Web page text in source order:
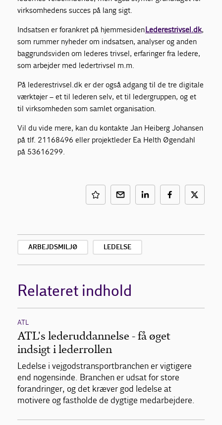
virksomhedens succes på lang sigt.
Indsatsen er forankret på hjemmesidenLederestrivsel.dk,
som rummer nyheder om indsatsen, analyser og anden
baggrundsviden om lederes trivsel, erfaringer fra ledere,
som arbejder med ledertrivsel m.m.
På lederestrivsel.dk er der også adgang til de tre digitale
værktøjer – et til lederen selv, et til ledergruppen, og et
til virksomheden som samlet organisation.
Vil du vide mere, kan du kontakte Jan Heiberg Johansen
på tlf. 21168496 eller projektleder Ea Helth Øgendahl
på 53616299.
ARBEJDSMILJØ LEDELSE
Relateret indhold
ATL
ATL's lederuddannelse - få øget
indsigt i lederrollen
Ledelse i vejgodstransportbranchen er vigtigere
end nogensinde. Branchen er udsat for store
forandringer, og det kræver god ledelse at
motivere og fastholde de dygtige medarbejdere.